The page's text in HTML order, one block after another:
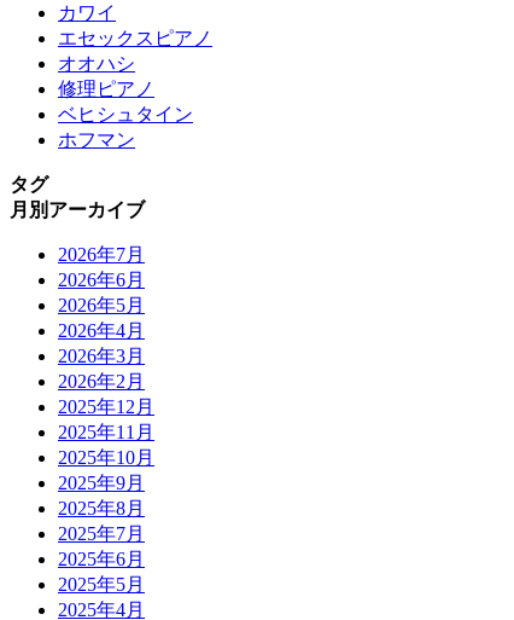
カワイ
エセックスピアノ
オオハシ
修理ピアノ
ベヒシュタイン
ホフマン
タグ
月別アーカイブ
2026年7月
2026年6月
2026年5月
2026年4月
2026年3月
2026年2月
2025年12月
2025年11月
2025年10月
2025年9月
2025年8月
2025年7月
2025年6月
2025年5月
2025年4月